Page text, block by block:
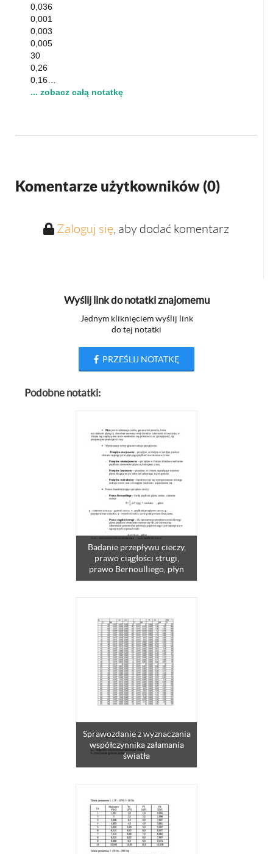
0,036
0,001
0,003
0,005
30
0,26
0,16…
... zobacz całą notatkę
Komentarze użytkowników (0)
Zaloguj się, aby dodać komentarz
Wyślij link do notatki znajomemu
Jednym kliknięciem wyślij link
do tej notatki
PRZEŚLIJ NOTATKĘ
Podobne notatki:
Badanie przepływu cieczy,
prawo ciągłości strugi,
prawo Bernoulliego, płyn
Sprawozdanie z wyznaczania
współczynnika załamania
światła